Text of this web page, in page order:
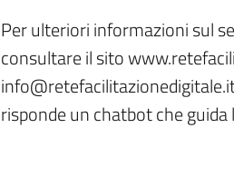
Per ulteriori informazioni sul
consultare il sito
risponde un chatbot che